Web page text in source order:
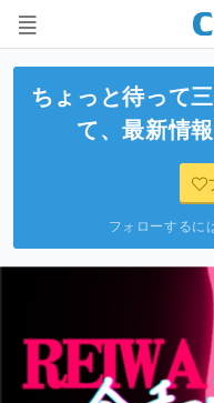
ちょっと待って
て、最新情
フォローするに